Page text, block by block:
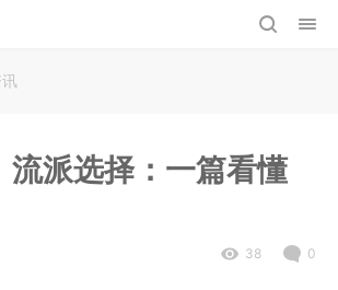
流派选择：一篇看懂
38 0